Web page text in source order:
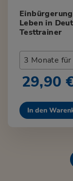
Leben in
Testtrainer
3 Monate
29,90
In den